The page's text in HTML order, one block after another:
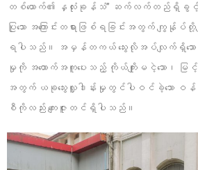
တစ်ယောက်၏ နှလုံးခုန်သံ” ဆက်လက်တည်ရှိခွ
ပြုသော အကြောင်းတရားဖြစ်ရခြင်းအတွက် ကျွန်ုပ်တို့မျ
ရပါသည်။ အမှန်တကယ် သွေးလိုအပ်လျက်ရှိသေ
မှုကို အထောက်အကူပေးသည့် ကိုယ်ကျိုးမငဲ့သော၊ မြ
အတွက် ယခုသွေးလှူဒါန်းမှုတွင်ပါဝင်ခဲ့သော ဝန်
စီကိုလည်း ကျေးဇူးတင်ရှိပါသည်။